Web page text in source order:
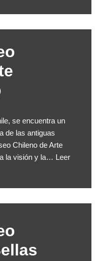
se encuentra un
de las antiguas
Chileno de Arte
la visión y la… Leer